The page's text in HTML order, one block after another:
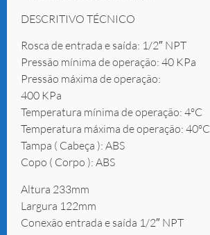
DESCRITIVO TÉCNICO
Rosca de entrada e saída: 1/2″ NPT
Pressão mínima de operação: 40 KPa
Pressão máxima de operação:
400 KPa
Temperatura mínima de operação: 4ºC
Temperatura máxima de operação: 40ºC
Tampa ( Cabeça ): ABS
Copo ( Corpo ): ABS
Altura 233mm
Largura 122mm
Conexão entrada e saída 1/2″ NPT